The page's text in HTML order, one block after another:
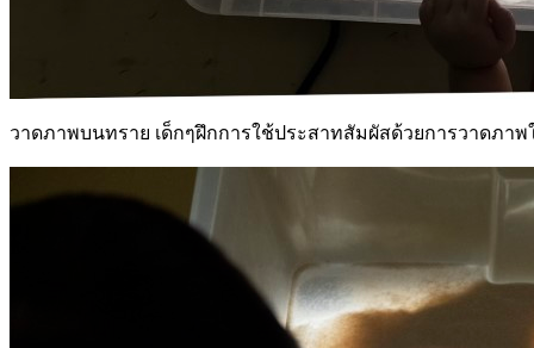
วาดภาพบนทราย เด็กๆฝึกการใช้ประสาทสัมผัสด้วยการวาดภา